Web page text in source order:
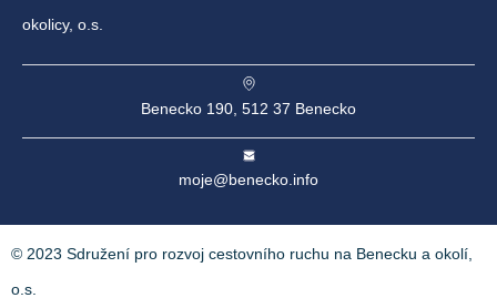
okolicy, o.s.
Benecko 190, 512 37 Benecko
moje@benecko.info
© 2023 Sdružení pro rozvoj cestovního ruchu na Benecku a okolí,
o.s.